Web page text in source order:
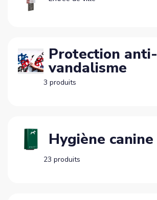
Protection anti-
vandalisme
3 produits
Hygiène canine
23 produits